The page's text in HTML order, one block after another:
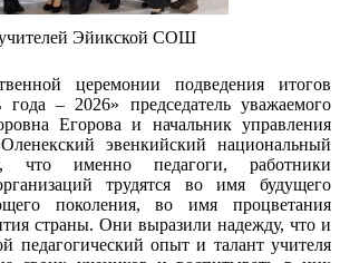
Эйикской СОШ
церемонии подведения итогов
года – 2026» председатель уважаемого
Егорова и начальник управления
эвенкийский национальный
что именно педагоги, работники
трудятся во имя будущего
поколения, во имя процветания
страны. Они выразили надежду, что и
педагогический опыт и талант учителя